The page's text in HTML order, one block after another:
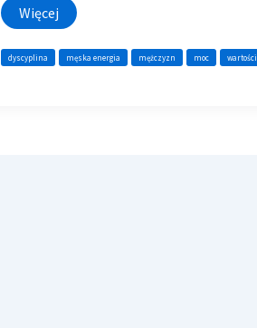
Mocny
Mężczyzna
się
Mocnych
Więcej
dyscyplina męska energia mężczyzn moc wartości